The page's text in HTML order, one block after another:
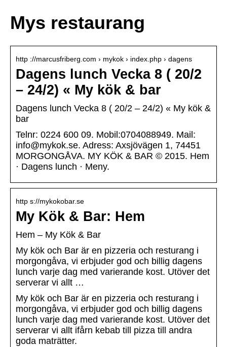
Mys restaurang
http ://marcusfriberg.com › mykok › index.php › dagens
Dagens lunch Vecka 8 ( 20/2
– 24/2) « My kök & bar
Dagens lunch Vecka 8 ( 20/2 – 24/2) « My kök &
bar
Telnr: 0224 600 09. Mobil:0704088949. Mail:
info@mykok.se. Adress: Axsjövägen 1, 74451
MORGONGÅVA. MY KÖK & BAR © 2015. Hem
· Dagens lunch · Meny.
http s://mykokobar.se
My Kök & Bar: Hem
Hem – My Kök & Bar
My kök och Bar är en pizzeria och resturang i
morgongåva, vi erbjuder god och billig dagens
lunch varje dag med varierande kost. Utöver det
serverar vi allt …
My kök och Bar är en pizzeria och resturang i
morgongåva, vi erbjuder god och billig dagens
lunch varje dag med varierande kost. Utöver det
serverar vi allt ifårn kebab till pizza till andra
goda maträtter.